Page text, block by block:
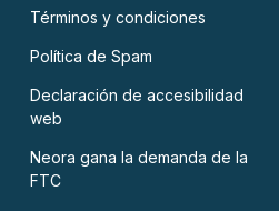
Términos y condiciones
Política de Spam
Declaración de accesibilidad
web
Neora gana la demanda de la
FTC